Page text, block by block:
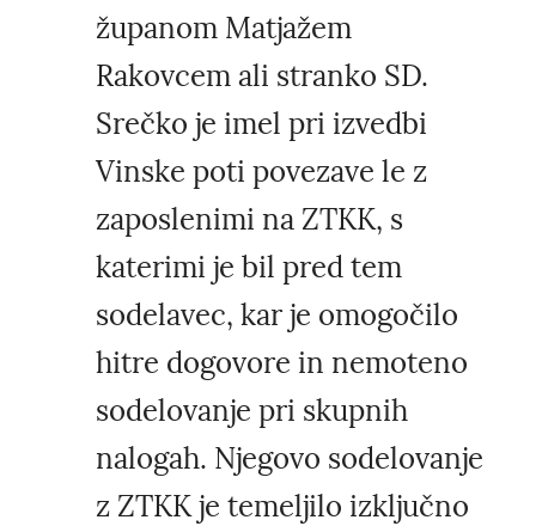
županom Matjažem
Rakovcem ali stranko SD.
Srečko je imel pri izvedbi
Vinske poti povezave le z
zaposlenimi na ZTKK, s
katerimi je bil pred tem
sodelavec, kar je omogočilo
hitre dogovore in nemoteno
sodelovanje pri skupnih
nalogah. Njegovo sodelovanje
z ZTKK je temeljilo izključno